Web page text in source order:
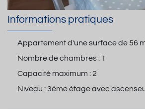
Informations pratiques
Appartement d'une surface de56
Nombre de chambres : 1
Capacité maximum :2
Niveau :3ème étage avec